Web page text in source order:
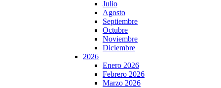
Julio
Agosto
Septiembre
Octubre
Noviembre
Diciembre
2026
Enero 2026
Febrero 2026
Marzo 2026